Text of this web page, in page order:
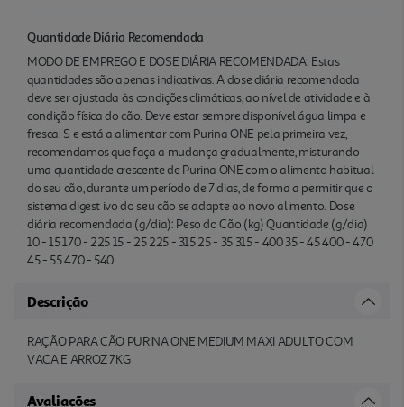
Quantidade Diária Recomendada
MODO DE EMPREGO E DOSE DIÁRIA RECOMENDADA: Estas
quantidades são apenas indicativas. A dose diária recomendada
deve ser ajustada às condições climáticas, ao nível de atividade e à
condição física do cão. Deve estar sempre disponível água limpa e
fresca. S e está a alimentar com Purina ONE pela primeira vez,
recomendamos que faça a mudança gradualmente, misturando
uma quantidade crescente de Purina ONE com o alimento habitual
do seu cão, durante um período de 7 dias, de forma a permitir que o
sistema digest ivo do seu cão se adapte ao novo alimento. Dose
diária recomendada (g/dia): Peso do Cão (kg) Quantidade (g/dia)
10 - 15 170 - 225 15 - 25 225 - 315 25 - 35 315 - 400 35 - 45 400 - 470
45 - 55 470 - 540
Descrição
RAÇÃO PARA CÃO PURINA ONE MEDIUM MAXI ADULTO COM
VACA E ARROZ 7KG
Avaliações